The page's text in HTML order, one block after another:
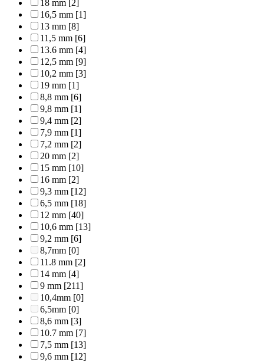
18 mm [2]
16,5 mm [1]
13 mm [8]
11,5 mm [6]
13.6 mm [4]
12,5 mm [9]
10,2 mm [3]
19 mm [1]
8,8 mm [6]
9,8 mm [1]
9,4 mm [2]
7,9 mm [1]
7,2 mm [2]
20 mm [2]
15 mm [10]
16 mm [2]
9,3 mm [12]
6,5 mm [18]
12 mm [40]
10,6 mm [13]
9,2 mm [6]
8,7mm [0]
11.8 mm [2]
14 mm [4]
9 mm [211]
10,4mm [0]
6,5mm [0]
8,6 mm [3]
10.7 mm [7]
7,5 mm [13]
9,6 mm [12]